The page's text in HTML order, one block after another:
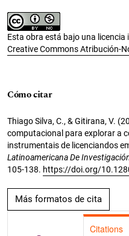
Esta obra está bajo una licencia
Creative Commons Atribución-
Cómo citar
Thiago Silva, C., & Gitirana, V.
computacional para explorar a
instrumentais de licenciandos
Latinoamericana De
105-138. https://doi.org/
Más formatos de cita
Citations